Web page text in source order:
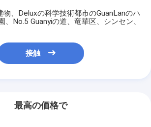
物、Deluxの科学技術都市のGuanLanのハ
、No.5 Guanyiの道、竜華区、シンセン、
接触
最高の価格で